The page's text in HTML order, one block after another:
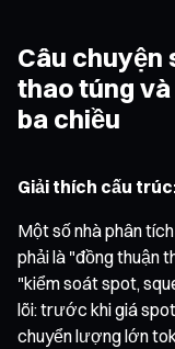
Câu chuyện
thao túng
ba chiều
Giải thích cấu
Một số nhà phân
phải là "đồng thuận
"kiểm soát spot,
lõi: trước khi giá
chuyển lượng lớn